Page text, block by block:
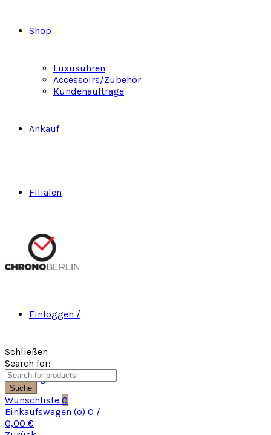
Shop
Luxusuhren
Accessoirs/Zubehör
Kundenaufträge
Ankauf
Filialen
Einloggen /
Registrieren
Schließen
Search for:
Suche
Wunschliste 0
Einkaufswagen (o) 0 /
0,00 €